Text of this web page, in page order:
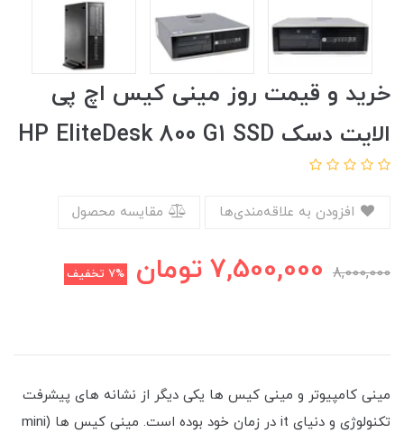
خرید و قیمت روز مینی کیس اچ پی
الایت دسک HP EliteDesk 800 G1 SSD
مقایسه محصول
8,000,000
7,500,000 تومان 7% تخفیف
مینی کامپیوتر و مینی کیس ها یکی دیگر از نشانه های پیشرفت
تکنولوژی و دنیای it در زمان خود بوده است. مینی کیس ها (mini